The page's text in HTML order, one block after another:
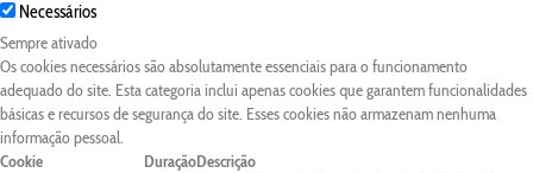
Necessários
Sempre ativado
Os cookies necessários são absolutamente essenciais para o funcionamento
adequado do site. Esta categoria inclui apenas cookies que garantem funcionalidades
básicas e recursos de segurança do site. Esses cookies não armazenam nenhuma
informação pessoal.
Cookie
DuraçãoDescrição